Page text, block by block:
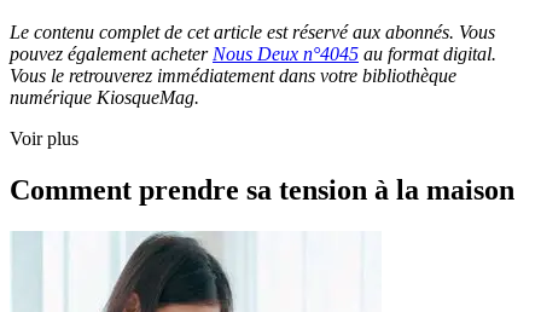
Le contenu complet de cet article est réservé aux abonnés. Vous
pouvez également acheter Nous Deux n°4045 au format digital.
Vous le retrouverez immédiatement dans votre bibliothèque
numérique KiosqueMag.
Voir plus
Comment prendre sa tension à la maison